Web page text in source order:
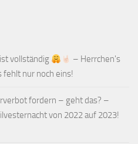
vollständig
– Herrchen's
fehlt nur noch eins!
fordern – geht das? –
von 2022 auf 2023!